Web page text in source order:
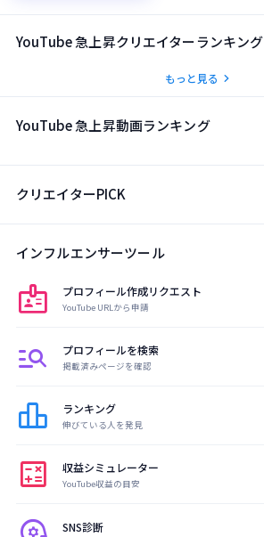
YouTube 急上昇クリエイターランキング
もっと見る chevron_right
YouTube 急上昇動画ランキング
クリエイターPICK
インフルエンサーツール
badge プロフィール作成リクエスト
YouTube URLから申請
manage_search プロフィールを検索
掲載済みページを確認
leaderboard ランキング
伸びている人を発見
calculate 収益シミュレーター
YouTube収益の目安
SNS診断